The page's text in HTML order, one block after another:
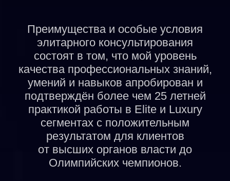
Преимущества и особые условия
элитарного консультирования
состоят в том, что мой уровень
качества профессиональных знаний,
умений и навыков апробирован и
подтверждён более чем 25 летней
практикой работы в Elite и Luxury
сегментах с положительным
результатом для клиентов
от высших органов власти до
Олимпийских чемпионов.